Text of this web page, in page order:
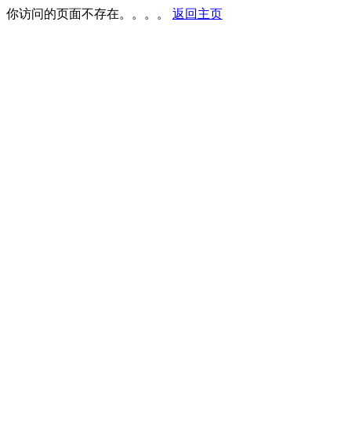
你访问的页面不存在。。。。 返回主页